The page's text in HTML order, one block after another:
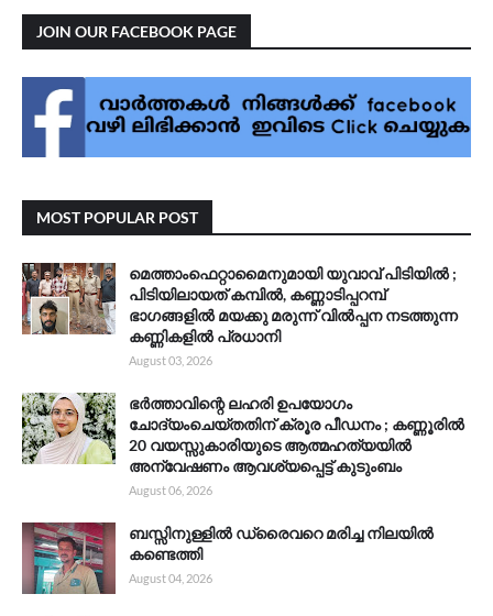
JOIN OUR FACEBOOK PAGE
MOST POPULAR POST
മെത്താംഫെറ്റാമൈനുമായി യുവാവ് പിടിയിൽ ;
പിടിയിലായത് കമ്പിൽ, കണ്ണാടിപ്പറമ്പ്
ഭാഗങ്ങളിൽ മയക്കു മരുന്ന് വിൽപ്പന നടത്തുന്ന
കണ്ണികളിൽ പ്രധാനി
August 03, 2026
ഭർത്താവിന്റെ ലഹരി ഉപയോഗം
ചോദ്യംചെയ്തതിന് ക്രൂര പീഡനം ; കണ്ണൂരിൽ
20 വയസ്സുകാരിയുടെ ആത്മഹത്യയിൽ
അന്വേഷണം ആവശ്യപ്പെട്ട് കുടുംബം
August 06, 2026
ബസ്സിനുള്ളിൽ ഡ്രൈവറെ മരിച്ച നിലയിൽ
കണ്ടെത്തി
August 04, 2026